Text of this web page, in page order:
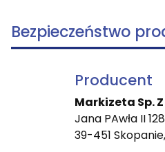
Bezpieczeństwo
Producent
Markizeta Sp. Z
Jana PAwła II 128
39-451